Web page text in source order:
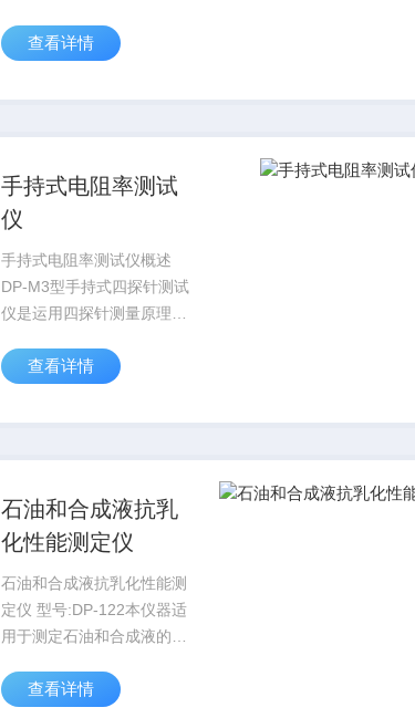
喷气燃料、石脑油、煤油及
当透过试样液柱与标准色板
查看详情
手持式电阻率测试
仪
手持式电阻率测试仪概述
DP-M3型手持式四探针测试
仪是运用四探针测量原理测
合测量仪器。成套组成：由
针探头等二部分组成，也可
查看详情
石油和合成液抗乳
化性能测定仪
石油和合成液抗乳化性能测
定仪 型号:DP-122本仪器适
用于测定石油和合成液的水
合成液的水分离性。适用于
查看详情